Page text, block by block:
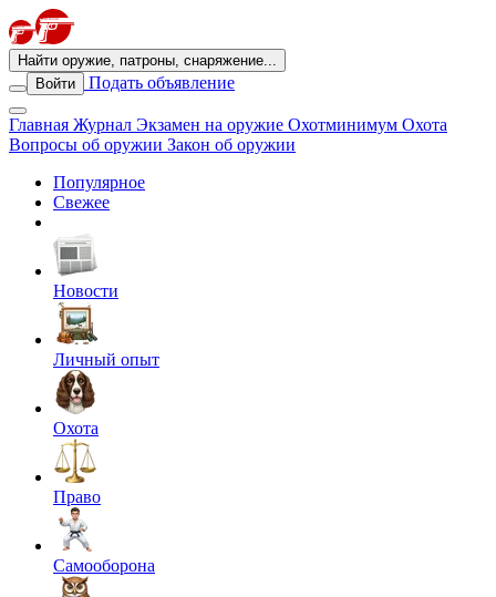
Найти оружие, патроны, снаряжение...
Войти
Подать объявление
Главная Журнал Экзамен на оружие Охотминимум Охота
Вопросы об оружии Закон об оружии
Популярное
Свежее
Новости
Личный опыт
Охота
Право
Самооборона